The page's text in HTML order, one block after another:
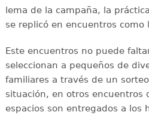
lema de la campaña, la
se replicó en encuentros como
Este encuentros no puede
seleccionan a pequeños de
familiares a través de un
situación, en otros encuentros
espacios son entregados a los